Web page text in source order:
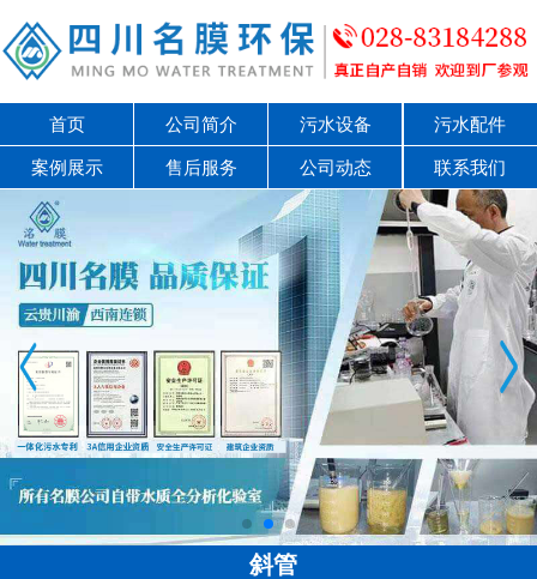
首页 公司简介 污水设备 污水配件
案例展示 售后服务 公司动态 联系我们
斜管